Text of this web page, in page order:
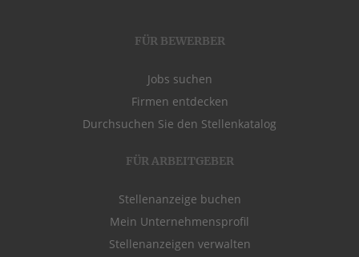
FÜR BEWERBER
Jobs suchen
Firmen entdecken
Durchsuchen Sie den Stellenkatalog
FÜR ARBEITGEBER
Stellenanzeige buchen
Mein Unternehmensprofil
Stellenanzeigen verwalten